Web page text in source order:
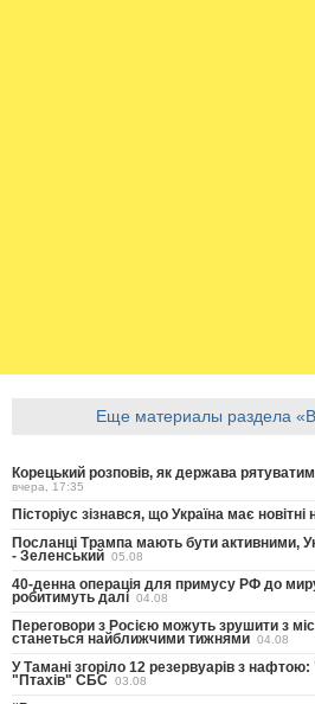
Еще материалы раздела
Корецький розповів, як держава
вчера, 17:35
Пісторіус зізнався, що Україна має
Посланці Трампа мають бути активними,
- Зеленський 05.08
40-денна операція для примусу РФ до
робитимуть далі 04.08
Переговори з Росією можуть зрушити з
станеться найближчими тижнями 04.08
У Тамані згоріло 12 резервуарів з
"Птахів" СБС 03.08